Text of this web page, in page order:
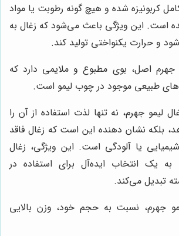
کربونیزه شده و هیچ گونه رطوبت یا مواد
است. این ویژگی باعث می‌شود که زغال به
و حرارت یکنواختی تولید کند.
جهرم اصل، بوی مطبوع و ملایمی دارد که
طبیعی موجود در چوب لیمو است.
لیمو جهرم، نه تنها لذت استفاده از آن را
بلکه نشان دهنده این است که زغال فاقد
یا آلودگی است. این ویژگی، زغال
به یک انتخاب ایده‌آل برای استفاده در
تبدیل می‌کند.
جهرم، نسبت به حجم خود، وزن بالایی